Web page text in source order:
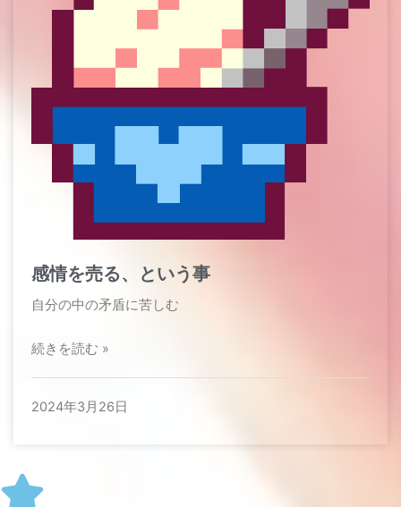
感情を売る、という事
自分の中の矛盾に苦しむ
続きを読む »
2024年3月26日